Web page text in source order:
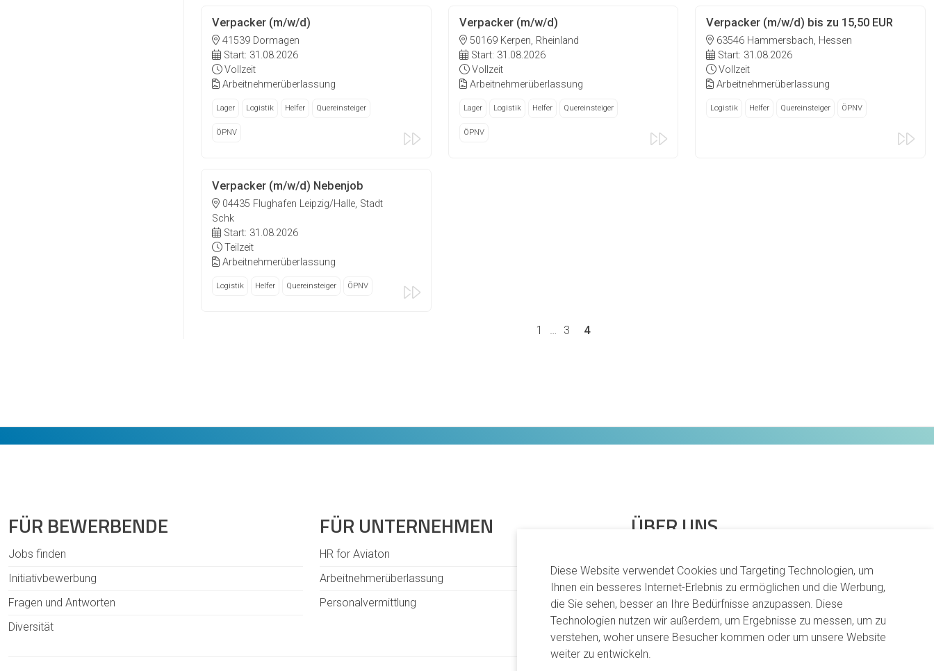
Diese Website verwendet Cookies und Targeting Technologien, um
Ihnen ein besseres Internet-Erlebnis zu ermöglichen und die Werbung,
die Sie sehen, besser an Ihre Bedürfnisse anzupassen. Diese
Technologien nutzen wir außerdem, um Ergebnisse zu messen, um zu
verstehen, woher unsere Besucher kommen oder um unsere Website
weiter zu entwickeln.
Verpacker (m/w/d)
41539 Dormagen
Start: 31.08.2026
Vollzeit
Arbeitnehmerüberlassung
Lager Logistik Helfer Quereinsteiger
ÖPNV
Verpacker (m/w/d)
50169 Kerpen, Rheinland
Start: 31.08.2026
Vollzeit
Arbeitnehmerüberlassung
Lager Logistik Helfer Quereinsteiger
ÖPNV
Verpacker (m/w/d) bis zu 15,50 EUR
63546 Hammersbach, Hessen
Start: 31.08.2026
Vollzeit
Arbeitnehmerüberlassung
Logistik Helfer Quereinsteiger ÖPNV
Verpacker (m/w/d) Nebenjob
04435 Flughafen Leipzig/Halle, Stadt
Schk
Start: 31.08.2026
Teilzeit
Arbeitnehmerüberlassung
Logistik Helfer Quereinsteiger ÖPNV
1 … 3 4
FÜR BEWERBENDE
Jobs finden
Initiativbewerbung
Fragen und Antworten
Diversität
FÜR UNTERNEHMEN
HR for Aviaton
Arbeitnehmerüberlassung
Personalvermittlung
ÜBER UNS
Karriere
Verantwortung
Standorte